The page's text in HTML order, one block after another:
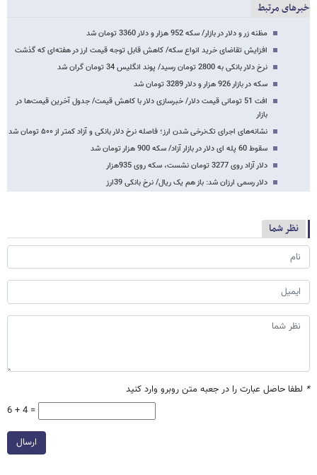
خبرهای مرتبط
مظنه زر و دلار در بازار/ سکه 952 هزار و دلار 3360 تومان شد
افزایش تقاضای خرید انواع سکه/ کاهش قابل توجه قیمت ارز در هفته‌ای که گذشت
نرخ دلار بانکی به 2800 تومان رسید/ پوند انگلیس 34 تومان گران شد
سکه در بازار 926 هزار و دلار 3289 تومان شد
افت 51 تومانی قیمت دلار/ خبرسازی دلار با کاهش قیمت/ جدول آخرین قیمت‌ها در
بازار
نشانه‌های اجرای تک‌نرخی شدن ارز؛ فاصله نرخ دلار بانکی و آزاد کمتر از ۵۰۰ تومان شد
سقوط 60 پله ای دلار در بازار آزاد/ سکه 900 هزار تومان شد
دلار آزاد روی 3277 تومان نشست، سکه روی 935هزار
دلار رسمی ارزان شد: باز هم یک ریال/ نرخ بانکی 39ارز
نظر شما
* لطفا حاصل عبارت را در جعبه متن روبرو وارد کنید
6 + 4 =
ارسال